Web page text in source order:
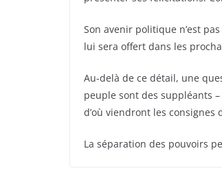
Son avenir politique n’est
lui sera offert dans les
Au-delà de ce détail, une
peuple sont des suppléants
d’où viendront les consignes
La séparation des pouvoirs